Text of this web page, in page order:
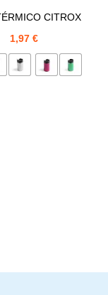
CITROX
1,97 €